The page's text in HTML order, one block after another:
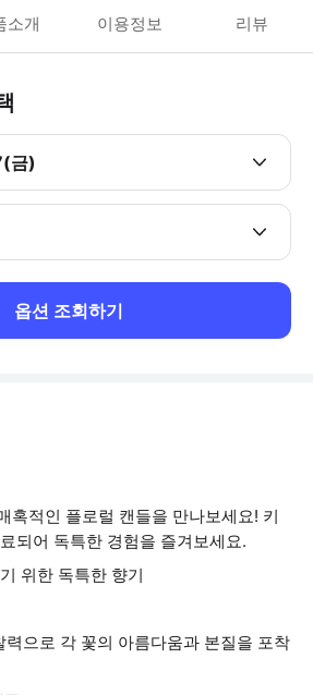
소개 이용정보 리뷰
금)
옵션 조회하기
혹적인 플로럴 캔들을 만나보세요! 키
되어 독특한 경험을 즐겨보세요.
위한 독특한 향기
으로 각 꽃의 아름다움과 본질을 포착